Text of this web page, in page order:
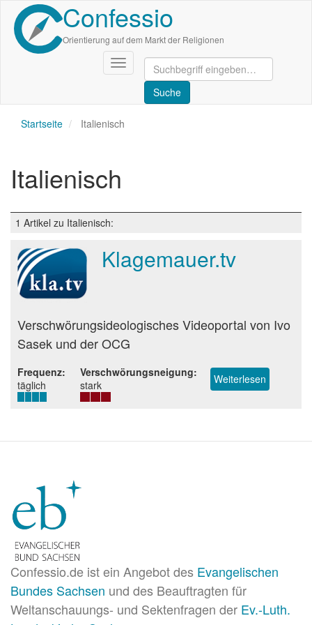
Direkt
zum
Inhalt
Confessio
Orientierung auf dem Markt der Religionen
Navigation
aktivieren/deaktivieren
Startseite Italienisch
Italienisch
1 Artikel zu Italienisch:
Klagemauer.tv
Beurteilung
Verschwörungsideologisches Videoportal von Ivo
Sasek und der OCG
Frequenz
täglich
Verschwörungsneigung
stark
Weiterlesen
Confessio.de ist ein Angebot des Evangelischen
Bundes Sachsen und des Beauftragten für
Weltanschauungs- und Sektenfragen der Ev.-Luth.